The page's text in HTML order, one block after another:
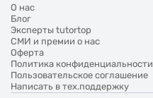
О нас
Блог
Эксперты tutortop
СМИ и премии о нас
Оферта
Политика конфиденциальности
Пользовательское соглашение
Написать в тех.поддержку